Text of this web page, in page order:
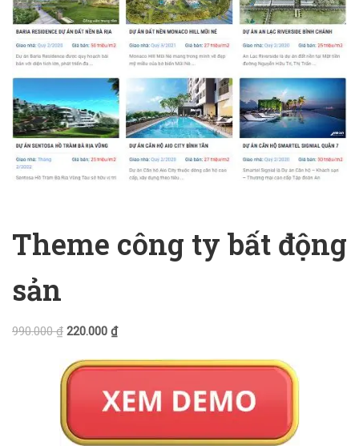
Theme công ty bất động
sản
990.000₫ 220.000 ₫